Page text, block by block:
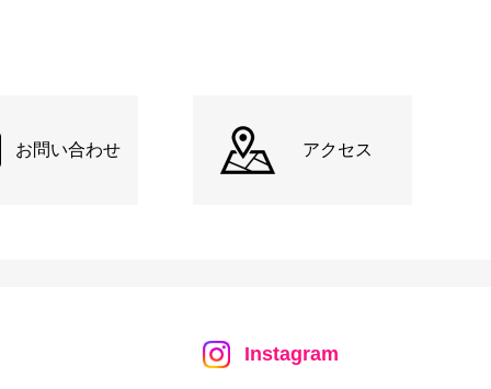
お問い合わせ アクセス
Instagram